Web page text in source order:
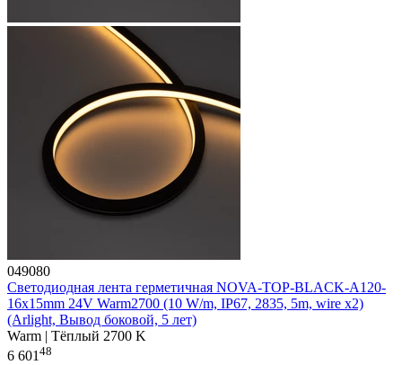
049080
Светодиодная лента герметичная NOVA-TOP-BLACK-A120-
16x15mm 24V Warm2700 (10 W/m, IP67, 2835, 5m, wire x2)
(Arlight, Вывод боковой, 5 лет)
Warm | Тёплый 2700 K
6 601 48